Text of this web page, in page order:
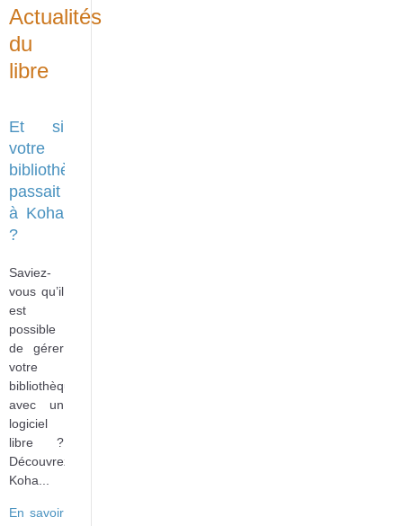
Actualités
du
libre
Et si
votre
bibliothèque
passait
à Koha
?
Saviez-
vous qu’il
est
possible
de gérer
votre
bibliothèque
avec un
logiciel
libre ?
Découvrez
Koha...
En savoir